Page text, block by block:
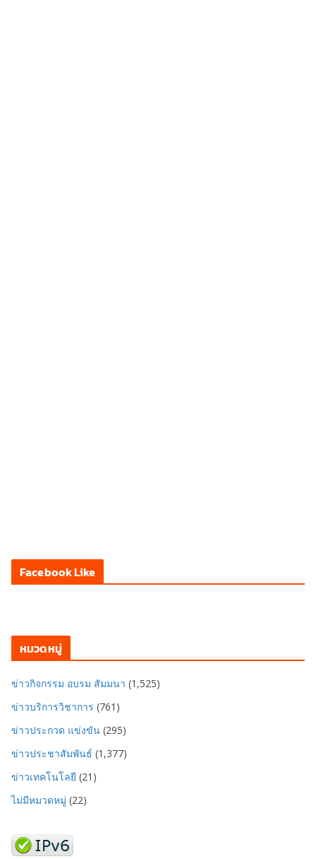
Facebook Like
หมวดหมู่
ข่าวกิจกรรม อบรม สัมมนา (1,525)
ข่าวบริการวิชาการ (761)
ข่าวประกวด แข่งขัน (295)
ข่าวประชาสัมพันธ์ (1,377)
ข่าวเทคโนโลยี (21)
ไม่มีหมวดหมู่ (22)